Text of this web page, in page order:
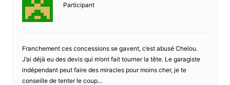
Participant
Franchement ces concessions se gavent, c’est abusé Chelou.
J’ai déjà eu des devis qui m’ont fait tourner la tête. Le garagiste
indépendant peut faire des miracles pour moins cher, je te
conseille de tenter le coup…